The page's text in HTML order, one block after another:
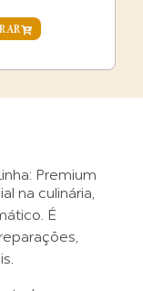
Premium
na culinária,
É